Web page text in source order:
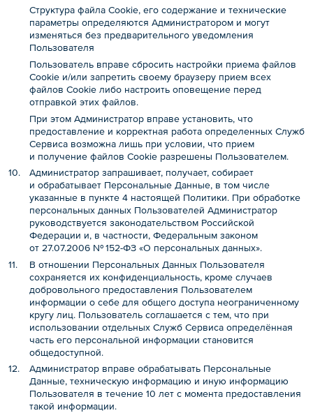
Структура файла Cookie, его содержание и технические
параметры определяются Администратором и могут
изменяться без предварительного уведомления
Пользователя
Пользователь вправе сбросить настройки приема файлов
Cookie и/или запретить своему браузеру прием всех
файлов Cookie либо настроить оповещение перед
отправкой этих файлов.
При этом Администратор вправе установить, что
предоставление и корректная работа определенных Служб
Сервиса возможна лишь при условии, что прием
и получение файлов Cookie разрешены Пользователем.
Администратор запрашивает, получает, собирает
и обрабатывает Персональные Данные, в том числе
указанные в пункте 4 настоящей Политики. При обработке
персональных данных Пользователей Администратор
руководствуется законодательством Российской
Федерации и, в частности, Федеральным законом
от 27.07.2006 № 152-ФЗ «О персональных данных».
В отношении Персональных Данных Пользователя
сохраняется их конфиденциальность, кроме случаев
добровольного предоставления Пользователем
информации о себе для общего доступа неограниченному
кругу лиц. Пользователь соглашается с тем, что при
использовании отдельных Служб Сервиса определённая
часть его персональной информации становится
общедоступной.
Администратор вправе обрабатывать Персональные
Данные, техническую информацию и иную информацию
Пользователя в течение 10 лет с момента предоставления
такой информации.